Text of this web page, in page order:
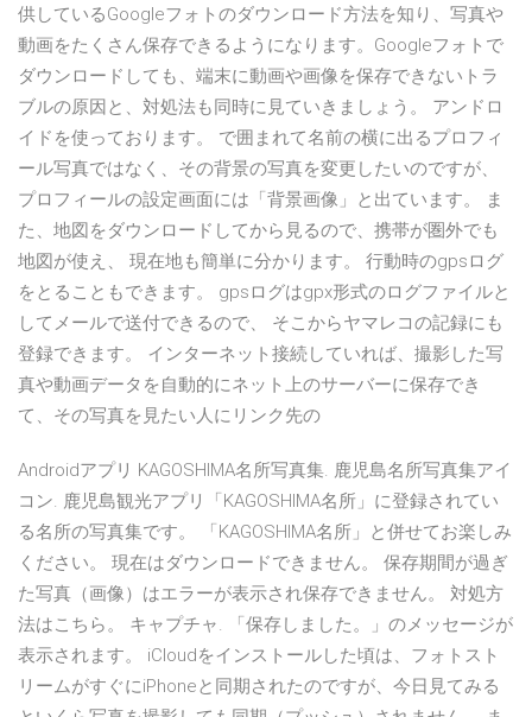
供しているGoogleフォトのダウンロード方法を知り、写真や
動画をたくさん保存できるようになります。Googleフォトで
ダウンロードしても、端末に動画や画像を保存できないトラ
ブルの原因と、対処法も同時に見ていきましょう。 アンドロ
イドを使っております。 で囲まれて名前の横に出るプロフィ
ール写真ではなく、その背景の写真を変更したいのですが、
プロフィールの設定画面には「背景画像」と出ています。 ま
た、地図をダウンロードしてから見るので、携帯が圏外でも
地図が使え、 現在地も簡単に分かります。 行動時のgpsログ
をとることもできます。 gpsログはgpx形式のログファイルと
してメールで送付できるので、 そこからヤマレコの記録にも
登録できます。 インターネット接続していれば、撮影した写
真や動画データを自動的にネット上のサーバーに保存でき
て、その写真を見たい人にリンク先の
Androidアプリ KAGOSHIMA名所写真集. 鹿児島名所写真集アイ
コン. 鹿児島観光アプリ「KAGOSHIMA名所」に登録されてい
る名所の写真集です。 「KAGOSHIMA名所」と併せてお楽しみ
ください。 現在はダウンロードできません。 保存期間が過ぎ
た写真（画像）はエラーが表示され保存できません。 対処方
法はこちら。 キャプチャ. 「保存しました。」のメッセージが
表示されます。 iCloudをインストールした頃は、フォトスト
リームがすぐにiPhoneと同期されたのですが、今日見てみる